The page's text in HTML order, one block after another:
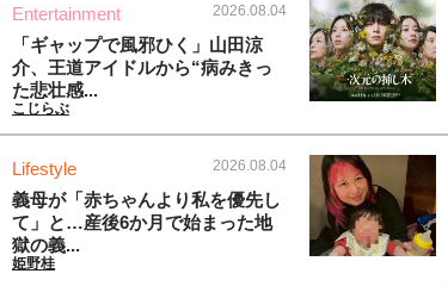
Entertainment 2026.08.04
「ギャップで風邪ひく」山田涼
介、王道アイドルから“病みきっ
た悲壮感...
こじらぶ
Lifestyle 2026.08.04
義母が「赤ちゃんより私を優先し
て」と…産後6か月で始まった地
獄の義...
姫野桂